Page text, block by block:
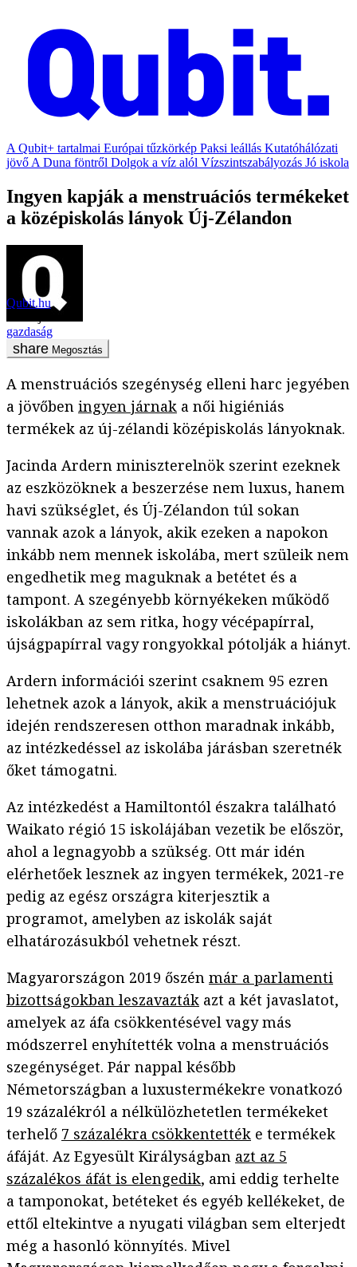
A Qubit+ tartalmai Európai tűzkörkép Paksi leállás Kutatóhálózati
jövő A Duna föntről Dolgok a víz alól Vízszintszabályozás Jó iskola
Ingyen kapják a menstruációs termékeket
a középiskolás lányok Új-Zélandon
Qubit.hu
gazdaság
Megosztás
A menstruációs szegénység elleni harc jegyében
a jövőben ingyen járnak a női higiéniás
termékek az új-zélandi középiskolás lányoknak.
Jacinda Ardern miniszterelnök szerint ezeknek
az eszközöknek a beszerzése nem luxus, hanem
havi szükséglet, és Új-Zélandon túl sokan
vannak azok a lányok, akik ezeken a napokon
inkább nem mennek iskolába, mert szüleik nem
engedhetik meg maguknak a betétet és a
tampont. A szegényebb környékeken működő
iskolákban az sem ritka, hogy vécépapírral,
újságpapírral vagy rongyokkal pótolják a hiányt.
Ardern információi szerint csaknem 95 ezren
lehetnek azok a lányok, akik a menstruációjuk
idején rendszeresen otthon maradnak inkább,
az intézkedéssel az iskolába járásban szeretnék
őket támogatni.
Az intézkedést a Hamiltontól északra található
Waikato régió 15 iskolájában vezetik be először,
ahol a legnagyobb a szükség. Ott már idén
elérhetőek lesznek az ingyen termékek, 2021-re
pedig az egész országra kiterjesztik a
programot, amelyben az iskolák saját
elhatározásukból vehetnek részt.
Magyarországon 2019 őszén már a parlamenti
bizottságokban leszavazták azt a két javaslatot,
amelyek az áfa csökkentésével vagy más
módszerrel enyhítették volna a menstruációs
szegénységet. Pár nappal később
Németországban a luxustermékekre vonatkozó
19 százalékról a nélkülözhetetlen termékeket
terhelő 7 százalékra csökkentették e termékek
áfáját. Az Egyesült Királyságban azt az 5
százalékos áfát is elengedik, ami eddig terhelte
a tamponokat, betéteket és egyéb kellékeket, de
ettől eltekintve a nyugati világban sem elterjedt
még a hasonló könnyítés. Mivel